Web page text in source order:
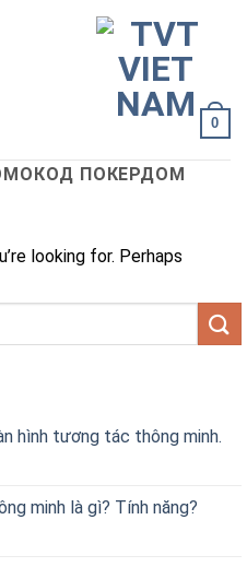
0
ПОКЕРДОМ
looking for. Perhaps
hình tương tác thông minh.
minh là gì? Tính năng?